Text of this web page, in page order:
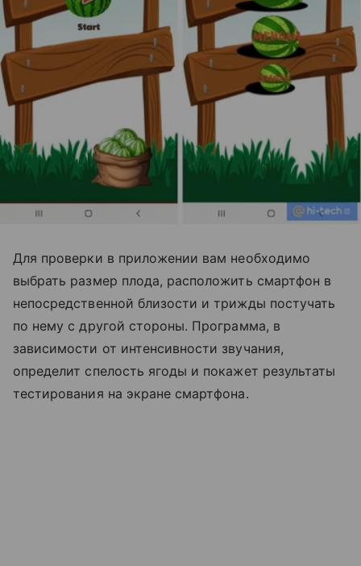
Для проверки в приложении вам необходимо
выбрать размер плода, расположить смартфон в
непосредственной близости и трижды постучать
по нему с другой стороны. Программа, в
зависимости от интенсивности звучания,
определит спелость ягоды и покажет результаты
тестирования на экране смартфона.